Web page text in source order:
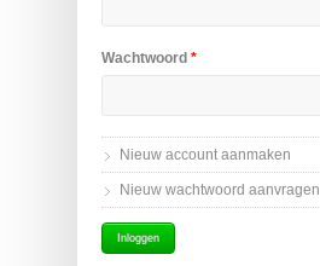
Wachtwoord *
Nieuw account aanmaken
Nieuw wachtwoord aanvragen